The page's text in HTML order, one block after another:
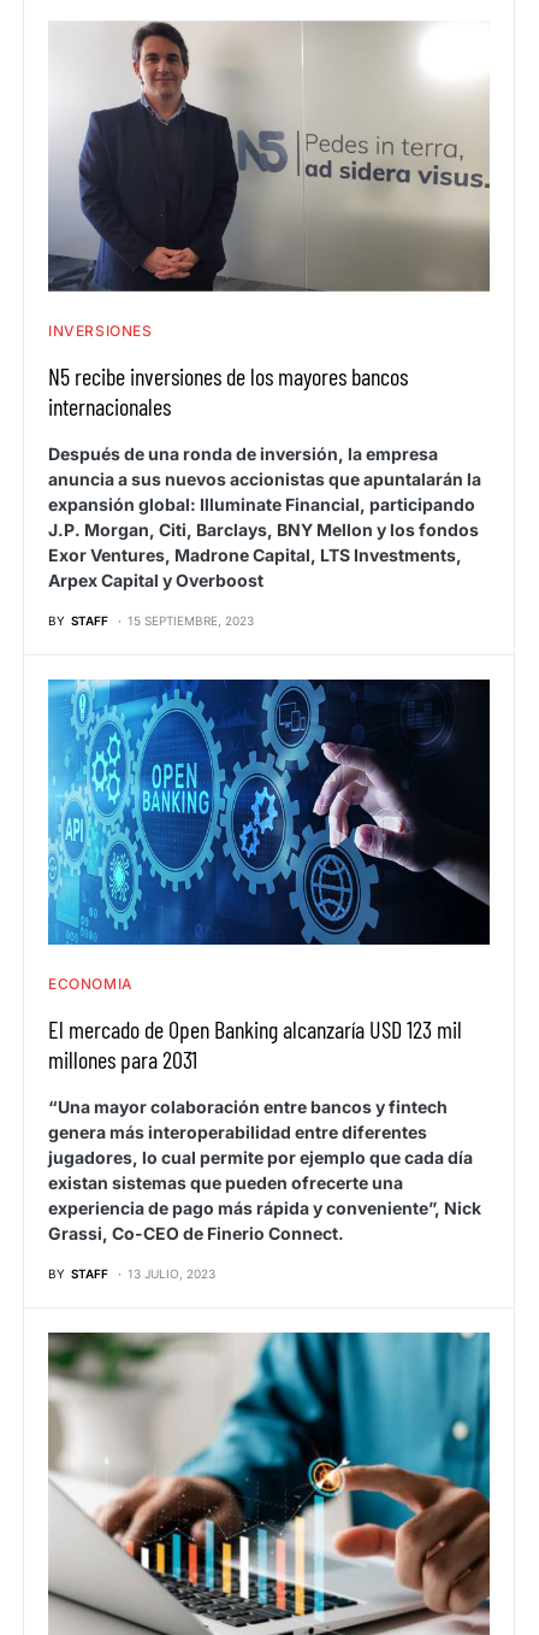
INVERSIONES
N5 recibe inversiones de los mayores bancos
internacionales
Después de una ronda de inversión, la empresa
anuncia a sus nuevos accionistas que apuntalarán la
expansión global: Illuminate Financial, participando
J.P. Morgan, Citi, Barclays, BNY Mellon y los fondos
Exor Ventures, Madrone Capital, LTS Investments,
Arpex Capital y Overboost
BY STAFF 15 SEPTIEMBRE, 2023
ECONOMIA
El mercado de Open Banking alcanzaría USD 123 mil
millones para 2031
“Una mayor colaboración entre bancos y fintech
genera más interoperabilidad entre diferentes
jugadores, lo cual permite por ejemplo que cada día
existan sistemas que pueden ofrecerte una
experiencia de pago más rápida y conveniente”, Nick
Grassi, Co-CEO de Finerio Connect.
BY STAFF 13 JULIO, 2023